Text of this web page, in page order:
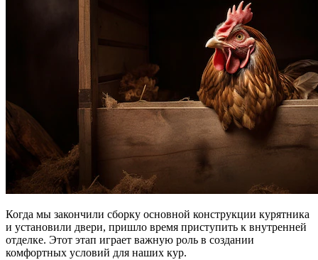
Когда мы закончили сборку основной конструкции курятника
и установили двери, пришло время приступить к внутренней
отделке. Этот этап играет важную роль в создании
комфортных условий для наших кур.